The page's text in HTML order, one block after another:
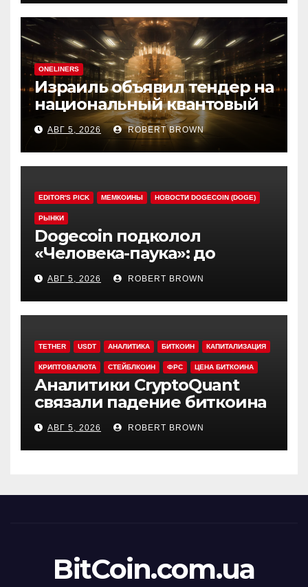
ONELINERS
Израиль объявил тендер на
национальный квантовый
компьютер
АВГ 5, 2026 ROBERT BROWN
EDITOR'S PICK МЕМКОИНЫ НОВОСТИ DOGECOIN (DOGE)
РЫНКИ
Dogecoin подколол
«Человека-паука»: до
мемкоина еще 11 премьер
АВГ 5, 2026 ROBERT BROWN
TETHER USDT АНАЛИТИКА БИТКОИН КАПИТАЛИЗАЦИЯ
КРИПТОВАЛЮТА СТЕЙБЛКОИН ФРС ЦЕНА БИТКОИНА
Аналитики CryptoQuant
связали падение биткоина
с обвалом капитализации
USDT
АВГ 5, 2026 ROBERT BROWN
BitCoin.com.ua